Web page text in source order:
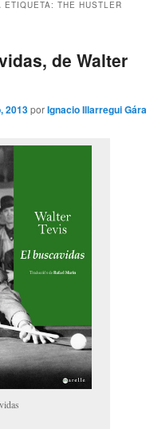
ETIQUETA:THE HUSTLER
de Walter
2013porIgnacio Illarregui